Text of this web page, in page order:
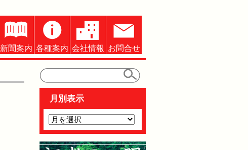
新聞案内 各種案内 会社情報 お問合せ
月別表示